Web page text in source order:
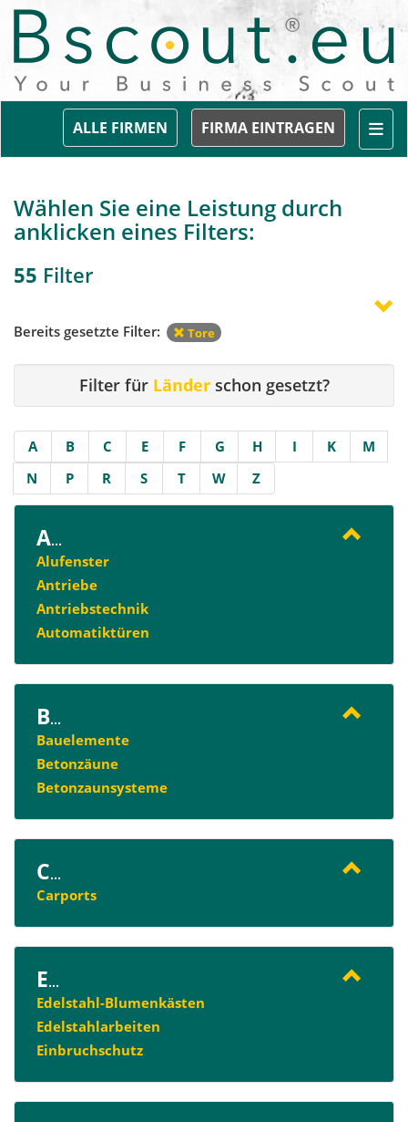
FIRMA EINTRAGEN
ALLE FIRMEN
Wählen Sie eine Leistung durch
anklicken eines Filters:
55 Filter
Bereits gesetzte Filter: Tore
Filter für Länderschon gesetzt?
A B C E F G H I K
M
N
P R S T W Z
A...
Alufenster
Antriebe
Antriebstechnik
Automatiktüren
B...
Bauelemente
Betonzäune
Betonzaunsysteme
C...
Carports
E...
Edelstahl-Blumenkästen
Edelstahlarbeiten
Einbruchschutz